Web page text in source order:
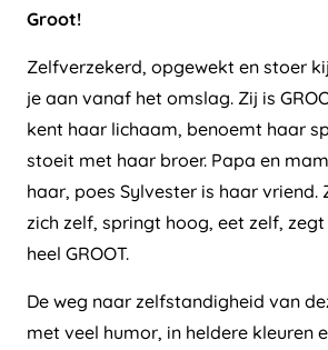
Groot!
Zelfverzekerd, opgewekt en stoer
je aan vanaf het omslag. Zij is
kent haar lichaam, benoemt haar
stoeit met haar broer. Papa en
haar, poes Sylvester is haar vriend.
zich zelf, springt hoog, eet zelf, zegt
heel GROOT.
De weg naar zelfstandigheid van
met veel humor, in heldere kleuren